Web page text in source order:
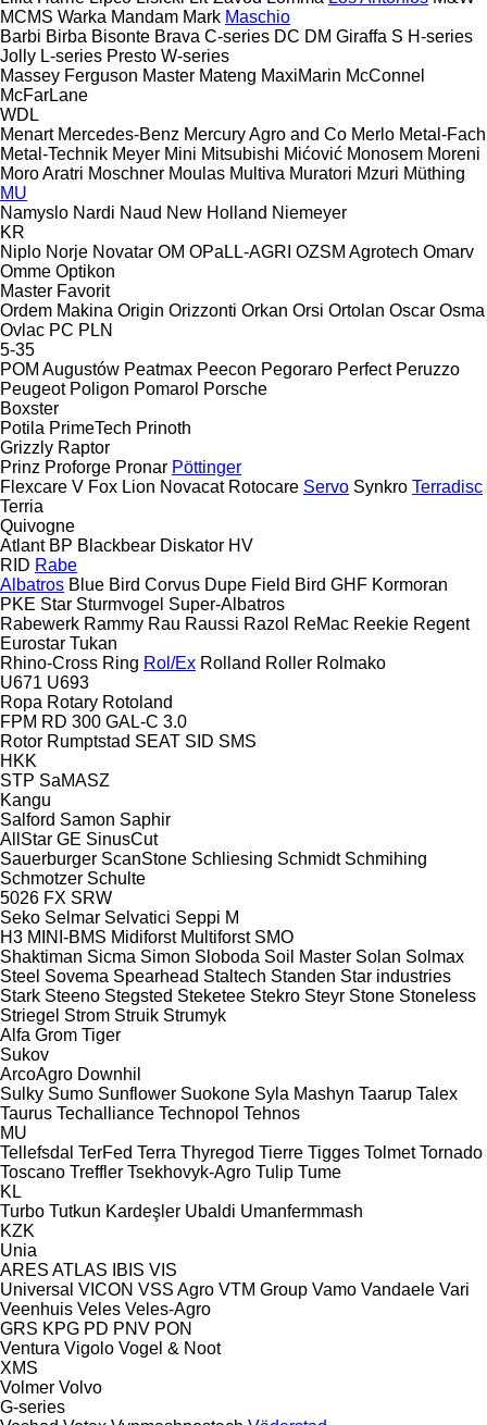
MCMS Warka Mandam Mark Maschio
Barbi Birba Bisonte Brava C-series DC DM Giraffa S H-series
Jolly L-series Presto W-series
Massey Ferguson Master Mateng MaxiMarin McConnel
McFarLane
WDL
Menart Mercedes-Benz Mercury Agro and Co Merlo Metal-Fach
Metal-Technik Meyer Mini Mitsubishi Mićović Monosem Moreni
Moro Aratri Moschner Moulas Multiva Muratori Mzuri Müthing
MU
Namyslo Nardi Naud New Holland Niemeyer
KR
Niplo Norje Novatar OM OPaLL-AGRI OZSM Agrotech Omarv
Omme Optikon
Master Favorit
Ordem Makina Origin Orizzonti Orkan Orsi Ortolan Oscar Osma
Ovlac PC PLN
5-35
POM Augustów Peatmax Peecon Pegoraro Perfect Peruzzo
Peugeot Poligon Pomarol Porsche
Boxster
Potila PrimeTech Prinoth
Grizzly Raptor
Prinz Proforge Pronar Pöttinger
Flexcare V Fox Lion Novacat Rotocare Servo Synkro Terradisc
Terria
Quivogne
Atlant BP Blackbear Diskator HV
RID Rabe
Albatros Blue Bird Corvus Dupe Field Bird GHF Kormoran
PKE Star Sturmvogel Super-Albatros
Rabewerk Rammy Rau Raussi Razol ReMac Reekie Regent
Eurostar Tukan
Rhino-Cross Ring Rol/Ex Rolland Roller Rolmako
U671 U693
Ropa Rotary Rotoland
FPM RD 300 GAL-C 3.0
Rotor Rumptstad SEAT SID SMS
HKK
STP SaMASZ
Kangu
Salford Samon Saphir
AllStar GE SinusCut
Sauerburger ScanStone Schliesing Schmidt Schmihing
Schmotzer Schulte
5026 FX SRW
Seko Selmar Selvatici Seppi M
H3 MINI-BMS Midiforst Multiforst SMO
Shaktiman Sicma Simon Sloboda Soil Master Solan Solmax
Steel Sovema Spearhead Staltech Standen Star industries
Stark Steeno Stegsted Steketee Stekro Steyr Stone Stoneless
Striegel Strom Struik Strumyk
Alfa Grom Tiger
Sukov
ArcoAgro Downhil
Sulky Sumo Sunflower Suokone Syla Mashyn Taarup Talex
Taurus Techalliance Technopol Tehnos
MU
Tellefsdal TerFed Terra Thyregod Tierre Tigges Tolmet Tornado
Toscano Treffler Tsekhovyk-Agro Tulip Tume
KL
Turbo Tutkun Kardeşler Ubaldi Umanfermmash
KZK
Unia
ARES ATLAS IBIS VIS
Universal VICON VSS Agro VTM Group Vamo Vandaele Vari
Veenhuis Veles Veles-Agro
GRS KPG PD PNV PON
Ventura Vigolo Vogel & Noot
XMS
Volmer Volvo
G-series